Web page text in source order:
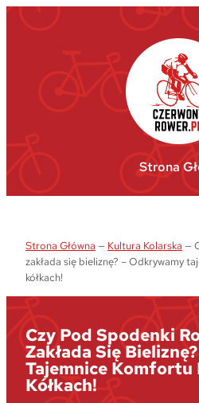
Przejdź
Strona
Strona Główna — Kultura Kolarska —
zakłada się bieliznę? – Odkrywamy
kółkach!
Czy Pod Spodenki
Zakłada Się
Tajemnice Komfortu
Kółkach!